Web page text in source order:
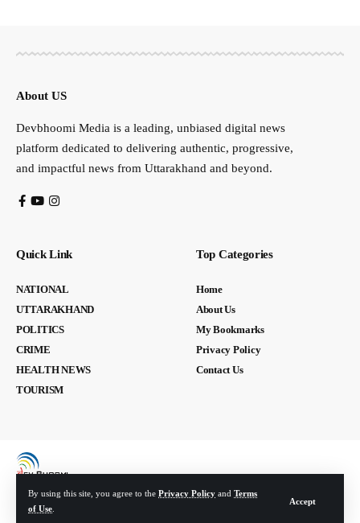
By using this site, you agree to the Privacy Policy and Terms
of Use
Accept
About US
Devbhoomi Media is a leading, unbiased digital news
platform dedicated to delivering authentic, progressive,
and impactful news from Uttarakhand and beyond.
Quick Link
NATIONAL
UTTARAKHAND
POLITICS
CRIME
HEALTH NEWS
TOURISM
Top Categories
Home
About Us
My Bookmarks
Privacy Policy
Contact Us
© Devbhoomi Media. All Rights Reserved. | Developed By: